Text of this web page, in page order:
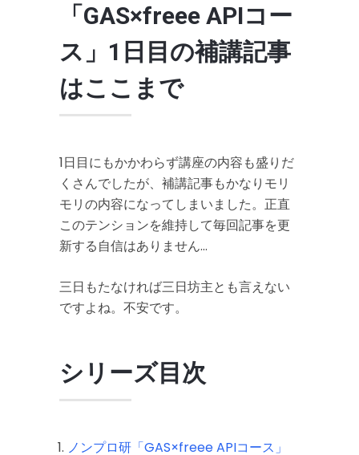
「GAS×freee APIコー
ス」1日目の補講記事
はここまで
1日目にもかかわらず講座の内容も盛りだ
くさんでしたが、補講記事もかなりモリ
モリの内容になってしまいました。正直
このテンションを維持して毎回記事を更
新する自信はありません…
三日もたなければ三日坊主とも言えない
ですよね。不安です。
シリーズ目次
ノンプロ研「GAS×freee APIコース」